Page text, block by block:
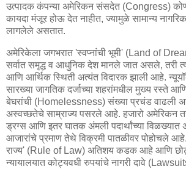
उत्पादक कंपन्या अमेरिकन संसदेत (Congress)
कायदा मंजूर होऊ देत नाहीत, ज्यामुळे सामान्य
लागलेले असतात.
अमेरिकेला जगभरात 'स्वप्नांची भूमी' (Land of
सर्वात समृद्ध व आधुनिक देश मानले जात असले, तरी
आणि आर्थिक स्थिती अत्यंत विदारक झाली आहे.
सारख्या जागतिक दर्जाच्या शहरांमधील मुख्य रस्ते
बेघरांची (Homelessness) संख्या प्रचंड वाढली
अस्वच्छतेचे साम्राज्य पसरले आहे. हजारो अमेरिकन
ड्रग्स आणि इतर घातक अंमली पदार्थांच्या
आजारांचे प्रमाण तेथे विक्रमी पातळीवर पोहोचले
राज्य' (Rule of Law) अतिशय कडक आहे आणि
न्यायालयात कोट्यवधी रुपयांचे नागरी दावे